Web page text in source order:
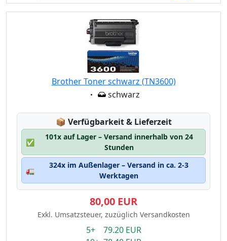
Brother Toner schwarz (TN3600)
Eigenschaft:
schwarz
📦 Lagerstatus:
Verfügbarkeit & Lieferzeit
✅
101x auf Lager – Versand innerhalb von 24
Stunden
🚛
324x im Außenlager – Versand in ca. 2-3
Werktagen
80,00 EUR
Exkl. Umsatzsteuer, zuzüglich Versandkosten
5+ 79.20 EUR